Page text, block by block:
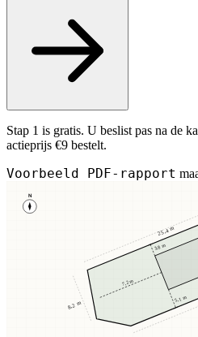
Stap 1 is gratis. U beslist pas na de
actieprijs €9 bestelt.
Voorbeeld PDF-rapport
N
3,8 m
5,1 m
7,2 m
25,4 m
8,2 m